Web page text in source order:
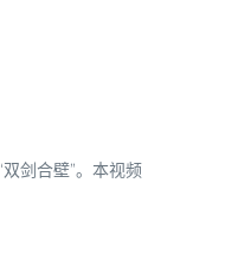
剑合壁”。本视频